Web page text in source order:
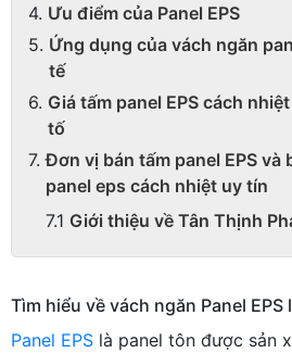
Ưu điểm của Panel EPS
Ứng dụng của vách ngăn
tế
Giá tấm panel EPS cách
tố
Đơn vị bán tấm panel EPS và
panel eps cách nhiệt uy tín
Giới thiệu về Tân Thịnh
Tìm hiểu về vách ngăn Panel EPS
Panel EPS là panel tôn được sản